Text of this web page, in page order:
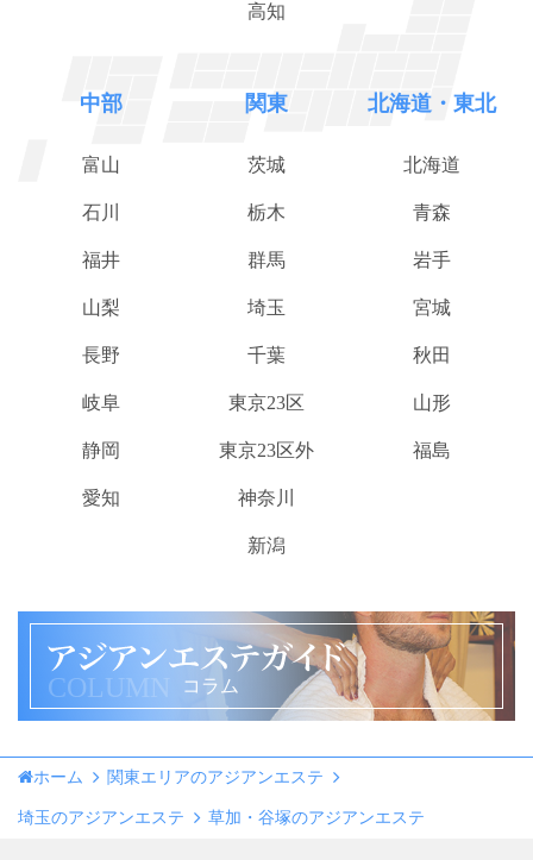
高知
中部
富山
石川
福井
山梨
長野
岐阜
静岡
愛知
関東
茨城
栃木
群馬
埼玉
千葉
東京23区
東京23区外
神奈川
新潟
北海道・東北
北海道
青森
岩手
宮城
秋田
山形
福島
COLUMN コラム
ホーム 関東エリアのアジアンエステ
埼玉のアジアンエステ 草加・谷塚のアジアンエステ